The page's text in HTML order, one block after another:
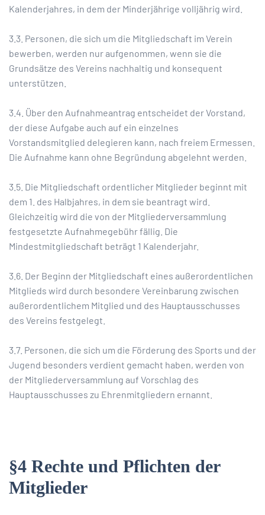
Kalenderjahres, in dem der Minderjährige volljährig wird.
3.3. Personen, die sich um die Mitgliedschaft im Verein
bewerben, werden nur aufgenommen, wenn sie die
Grundsätze des Vereins nachhaltig und konsequent
unterstützen.
3.4. Über den Aufnahmeantrag entscheidet der Vorstand,
der diese Aufgabe auch auf ein einzelnes
Vorstandsmitglied delegieren kann, nach freiem Ermessen.
Die Aufnahme kann ohne Begründung abgelehnt werden.
3.5. Die Mitgliedschaft ordentlicher Mitglieder beginnt mit
dem 1. des Halbjahres, in dem sie beantragt wird.
Gleichzeitig wird die von der Mitgliederversammlung
festgesetzte Aufnahmegebühr fällig. Die
Mindestmitgliedschaft beträgt 1 Kalenderjahr.
3.6. Der Beginn der Mitgliedschaft eines außerordentlichen
Mitglieds wird durch besondere Vereinbarung zwischen
außerordentlichem Mitglied und des Hauptausschusses
des Vereins festgelegt.
3.7. Personen, die sich um die Förderung des Sports und der
Jugend besonders verdient gemacht haben, werden von
der Mitgliederversammlung auf Vorschlag des
Hauptausschusses zu Ehrenmitgliedern ernannt.
§4 Rechte und Pflichten der
Mitglieder